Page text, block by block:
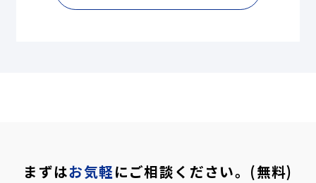
まずはお気軽にご相談ください。(無料)